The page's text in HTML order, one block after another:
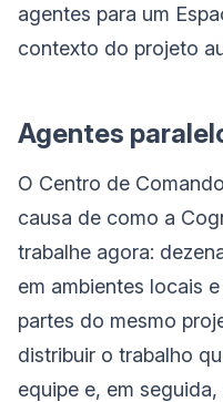
agentes para um
contexto do projeto
Agentes
O Centro de
causa de como a
trabalhe agora:
em ambientes locais
partes do mesmo
distribuir o trabalho
equipe e, em